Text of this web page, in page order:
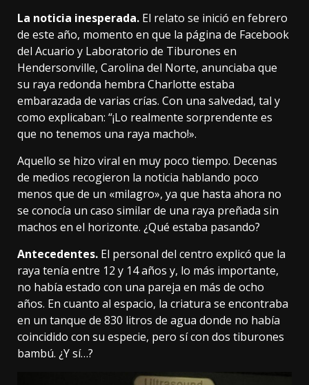
La noticia inesperada. El relato se inició en febrero
de este año, momento en que la página de Facebook
del Acuario y Laboratorio de Tiburones en
Hendersonville, Carolina del Norte, anunciaba que
su raya redonda hembra Charlotte estaba
embarazada de varias crías. Con una salvedad, tal y
como explicaban: “¡Lo realmente sorprendente es
que no tenemos una raya macho!».
Aquello se hizo viral en muy poco tiempo. Decenas
de medios recogieron la noticia hablando poco
menos que de un «milagro», ya que hasta ahora no
se conocía un caso similar de una raya preñada sin
machos en el horizonte. ¿Qué estaba pasando?
Antecedentes. El personal del centro explicó que la
raya tenía entre 12 y 14 años y, lo más importante,
no había estado con una pareja en más de ocho
años. En cuanto al espacio, la criatura se encontraba
en un tanque de 830 litros de agua donde no había
coincidido con su especie, pero sí con dos tiburones
bambú. ¿Y sí…?